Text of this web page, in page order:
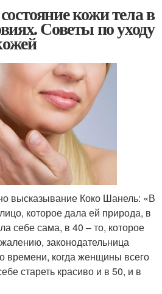
кожи тела в
Советы по уходу
высказывание Коко Шанель: «В
которое дала ей природа, в
себе сама, в 40 – то, которое
законодательница
времени, когда женщины всего
стареть красиво и в 50, и в